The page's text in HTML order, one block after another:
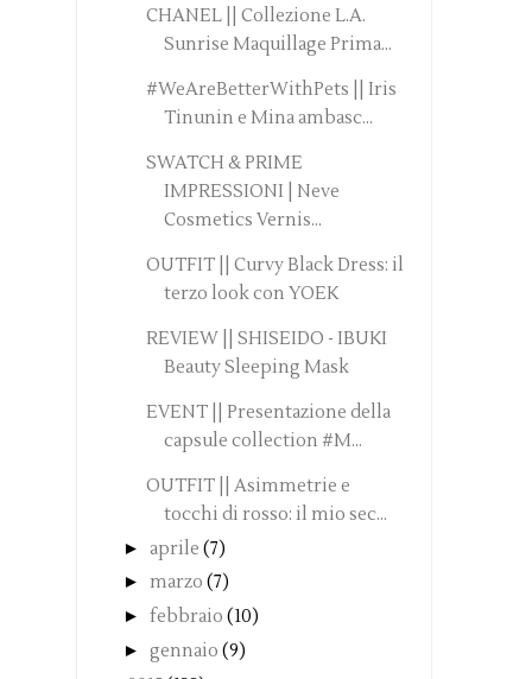
CHANEL || Collezione L.A.
Sunrise Maquillage Prima...
#WeAreBetterWithPets || Iris
Tinunin e Mina ambasc...
SWATCH & PRIME
IMPRESSIONI | Neve
Cosmetics Vernis...
OUTFIT || Curvy Black Dress: il
terzo look con YOEK
REVIEW || SHISEIDO - IBUKI
Beauty Sleeping Mask
EVENT || Presentazione della
capsule collection #M...
OUTFIT || Asimmetrie e
tocchi di rosso: il mio sec...
► aprile (7)
► marzo (7)
► febbraio (10)
► gennaio (9)